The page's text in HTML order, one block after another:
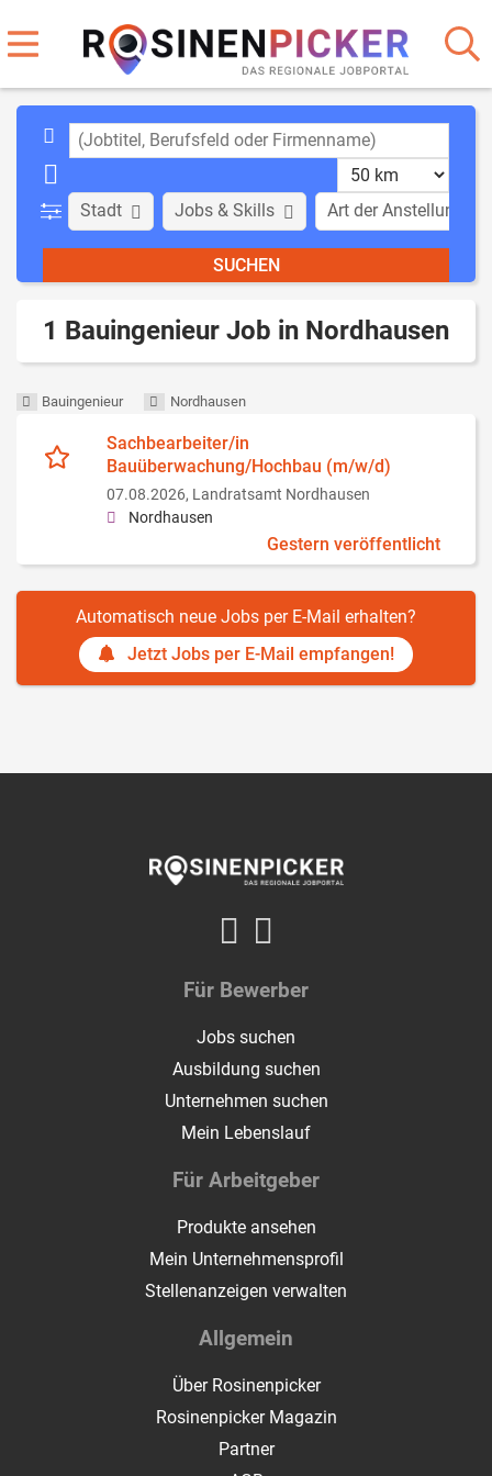
Stadt Art der Anstellung
Jobs & Skills
1 Bauingenieur Job in Nordhausen
Bauingenieur Nordhausen
Sachbearbeiter/in
Bauüberwachung/Hochbau (m/w/d)
07.08.2026, Landratsamt Nordhausen
Nordhausen
Gestern veröffentlicht
Automatisch neue Jobs per E-Mail erhalten?
Jetzt Jobs per E-Mail empfangen!
Für Bewerber
Jobs suchen
Ausbildung suchen
Unternehmen suchen
Mein Lebenslauf
Für Arbeitgeber
Produkte ansehen
Mein Unternehmensprofil
Stellenanzeigen verwalten
Allgemein
Über Rosinenpicker
Rosinenpicker Magazin
Partner